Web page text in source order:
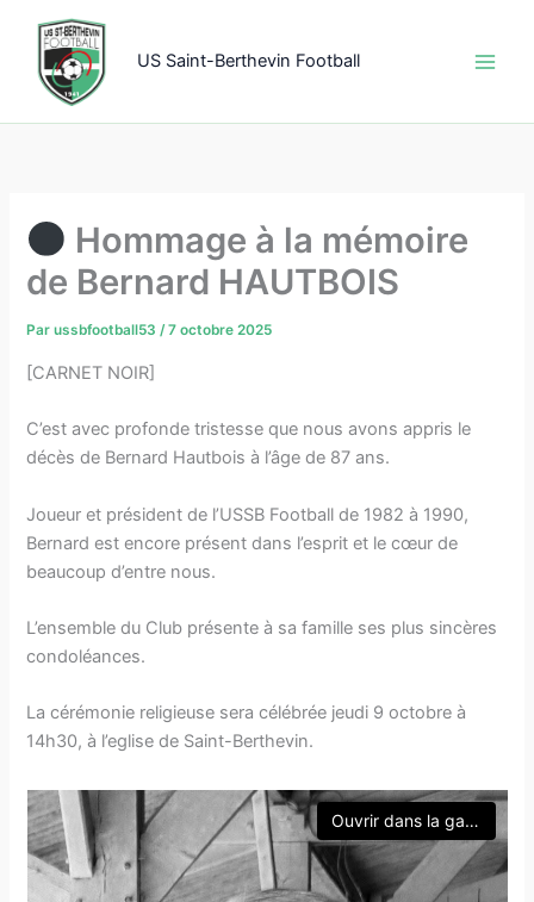
contenu
US Saint-Berthevin Football
Hommage à la mémoire
de Bernard HAUTBOIS
Parussbfootball53/7 octobre 2025
[CARNET NOIR]
C’est avec profonde tristesse que nous avons appris le
décès de Bernard Hautbois à l’âge de 87 ans.
Joueur et président de l’USSB Football de 1982 à 1990,
Bernard est encore présent dans l’esprit et le cœur de
beaucoup d’entre nous.
L’ensemble du Club présente à sa famille ses plus sincères
condoléances.
La cérémonie religieuse sera célébrée jeudi 9 octobre à
14h30, à l’eglise de Saint-Berthevin.
Ouvrir dans la galerie